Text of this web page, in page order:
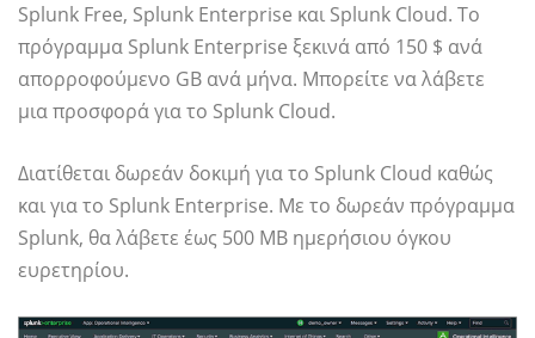
Splunk Free, Splunk Enterprise και Splunk Cloud. Το
πρόγραμμα Splunk Enterprise ξεκινά από 150 $ ανά
απορροφούμενο GB ανά μήνα. Μπορείτε να λάβετε
μια προσφορά για το Splunk Cloud.
Διατίθεται δωρεάν δοκιμή για το Splunk Cloud καθώς
και για το Splunk Enterprise. Με το δωρεάν πρόγραμμα
Splunk, θα λάβετε έως 500 MB ημερήσιου όγκου
ευρετηρίου.